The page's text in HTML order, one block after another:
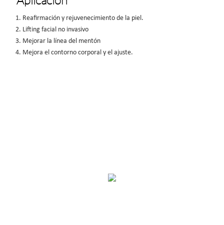
1. Reafirmación y rejuvenecimiento de la piel.
2. Lifting facial no invasivo
3. Mejorar la línea del mentón
4. Mejora el contorno corporal y el ajuste.